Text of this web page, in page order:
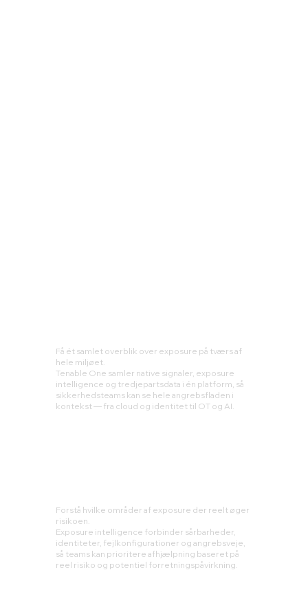
Få ét samlet overblik over exposure på tværs af
hele miljøet.
Tenable One samler native signaler, exposure
intelligence og tredjepartsdata i én platform, så
sikkerhedsteams kan se hele angrebsfladen i
kontekst — fra cloud og identitet til OT og AI.
Forstå hvilke områder af exposure der reelt øger
risikoen.
Exposure intelligence forbinder sårbarheder,
identiteter, fejlkonfigurationer og angrebsveje,
så teams kan prioritere afhjælpning baseret på
reel risiko og potentiel forretningspåvirkning.